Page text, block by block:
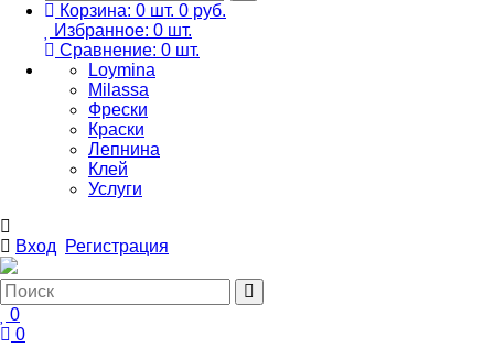
Корзина: 0 шт. 0 руб.
Избранное: 0 шт.
Сравнение: 0 шт.
Loymina
Milassa
Фрески
Краски
Лепнина
Клей
Услуги
Вход Регистрация
0
0